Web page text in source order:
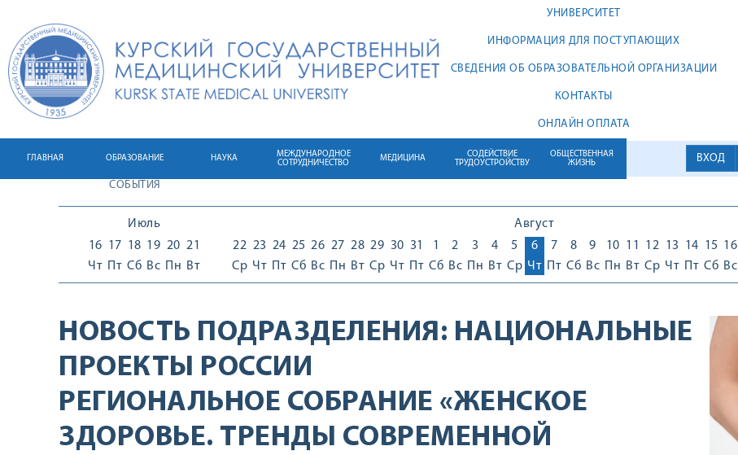
УНИВЕРСИТЕТ
ИНФОРМАЦИЯ ДЛЯ ПОСТУПАЮЩИХ
СВЕДЕНИЯ ОБ ОБРАЗОВАТЕЛЬНОЙ ОРГАНИЗАЦИИ
КОНТАКТЫ
ОНЛАЙН ОПЛАТА
ВХОД
ГЛАВНАЯ ОБРАЗОВАНИЕ НАУКА
МЕЖДУНАРОДНОЕ
СОТРУДНИЧЕСТВО
МЕДИЦИНА
СОДЕЙСТВИЕ
ТРУДОУСТРОЙСТВУ
ОБЩЕСТВЕННАЯ
ЖИЗНЬ
СОБЫТИЯ
Июль
16
Чт
17
Пт
18
Сб
19
Вс
20
Пн
21
Вт
Август
22
Ср
23
Чт
24
Пт
25
Сб
26
Вс
27
Пн
28
Вт
29
Ср
30
Чт
31
Пт
1
Сб
2
Вс
3
Пн
4
Вт
5
Ср
6
Чт
7
Пт
8
Сб
9
Вс
10
Пн
11
Вт
12
Ср
13
Чт
14
Пт
15
Сб
16
Вс
НОВОСТЬ ПОДРАЗДЕЛЕНИЯ: НАЦИОНАЛЬНЫЕ
ПРОЕКТЫ РОССИИ
РЕГИОНАЛЬНОЕ СОБРАНИЕ «ЖЕНСКОЕ
ЗДОРОВЬЕ. ТРЕНДЫ СОВРЕМЕННОЙ